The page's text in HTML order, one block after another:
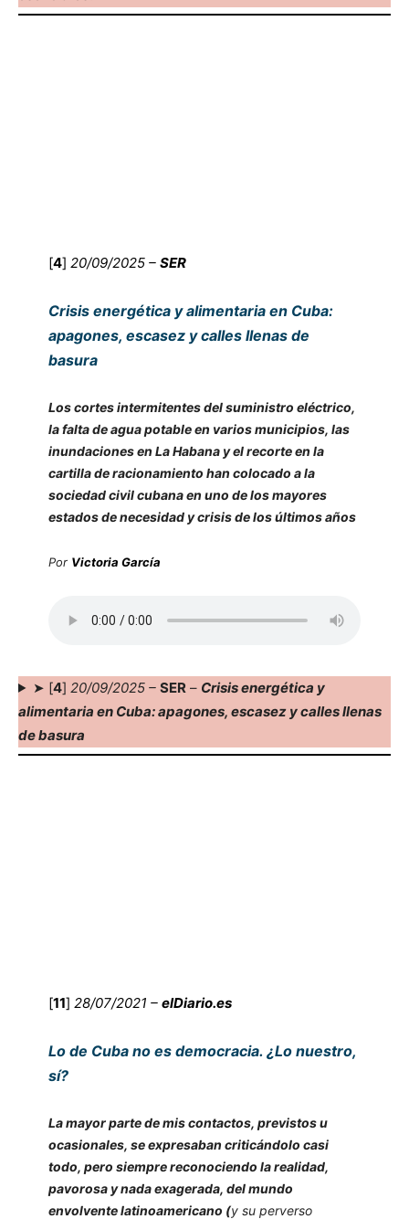
[4] 20/09/2025 – SER
Crisis energética y alimentaria en Cuba:
apagones, escasez y calles llenas de
basura
Los cortes intermitentes del suministro eléctrico,
la falta de agua potable en varios municipios, las
inundaciones en La Habana y el recorte en la
cartilla de racionamiento han colocado a la
sociedad civil cubana en uno de los mayores
estados de necesidad y crisis de los últimos años
Por Victoria García
➤ [4] 20/09/2025 – SER– Crisis energética y
alimentaria en Cuba: apagones, escasez y calles llenas
de basura
[11] 28/07/2021 – elDiario.es
Lo de Cuba no es democracia. ¿Lo nuestro,
sí?
La mayor parte de mis contactos, previstos u
ocasionales, se expresaban criticándolo casi
todo, pero siempre reconociendo la realidad,
pavorosa y nada exagerada, del mundo
envolvente latinoamericano (y su perverso